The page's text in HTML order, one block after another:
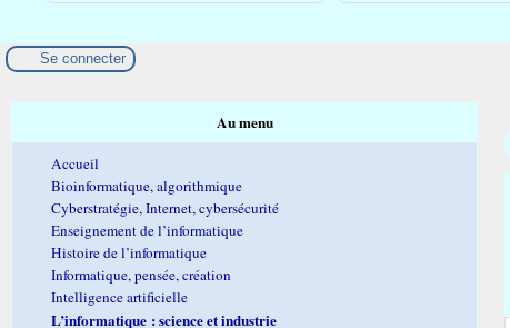
Se connecter
Au menu
Accueil
Bioinformatique, algorithmique
Cyberstratégie, Internet, cybersécurité
Enseignement de l’informatique
Histoire de l’informatique
Informatique, pensée, création
Intelligence artificielle
L’informatique : science et industrie